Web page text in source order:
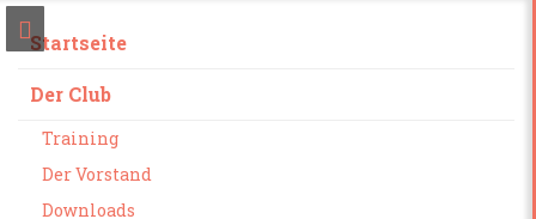
Startseite
Der Club
Training
Der Vorstand
Downloads